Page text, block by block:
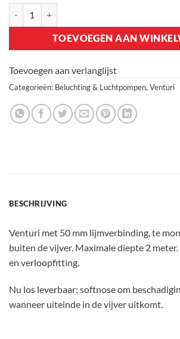
TOEVOEGEN AAN
Toevoegen aan verlanglijst
Categorieën: Beluchting & Luchtpompen, Venturi
BESCHRIJVING
Venturi met 50 mm lijmverbinding, te
buiten de vijver. Maximale diepte 2
en verloopfitting.
Nu los leverbaar: softnose om
wanneer uiteinde in de vijver uitkomt.